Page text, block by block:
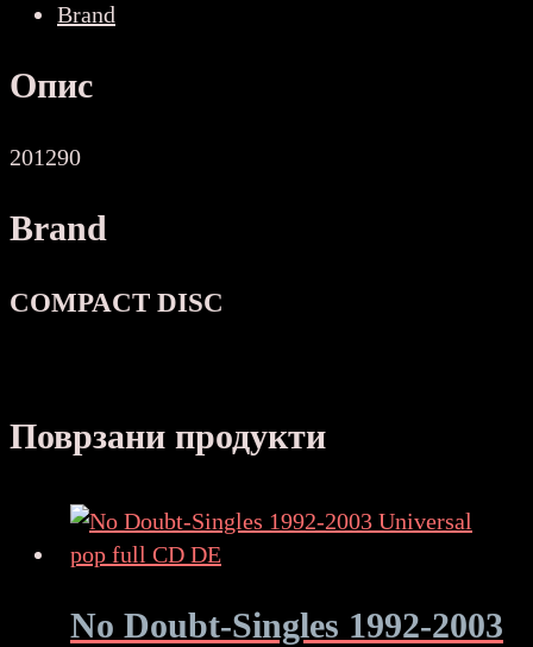
DISNEY
MUSIC
Ume
US
Brand
Опис
201290
Brand
COMPACT DISC
Поврзани продукти
No Doubt-Singles 1992-2003